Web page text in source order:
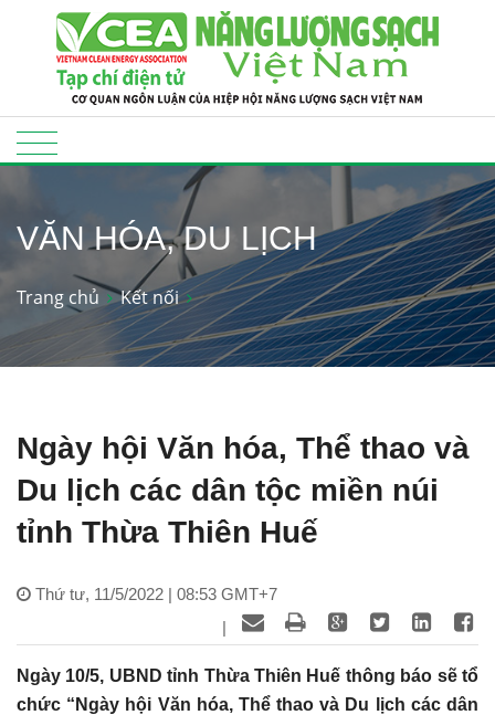
VĂN HÓA, DU LỊCH
Trang chủ Kết nối
Ngày hội Văn hóa, Thể thao và
Du lịch các dân tộc miền núi
tỉnh Thừa Thiên Huế
Thứ tư, 11/5/2022 | 08:53 GMT+7
|
Ngày 10/5, UBND tỉnh Thừa Thiên Huế thông báo sẽ tổ
chức “Ngày hội Văn hóa, Thể thao và Du lịch các dân